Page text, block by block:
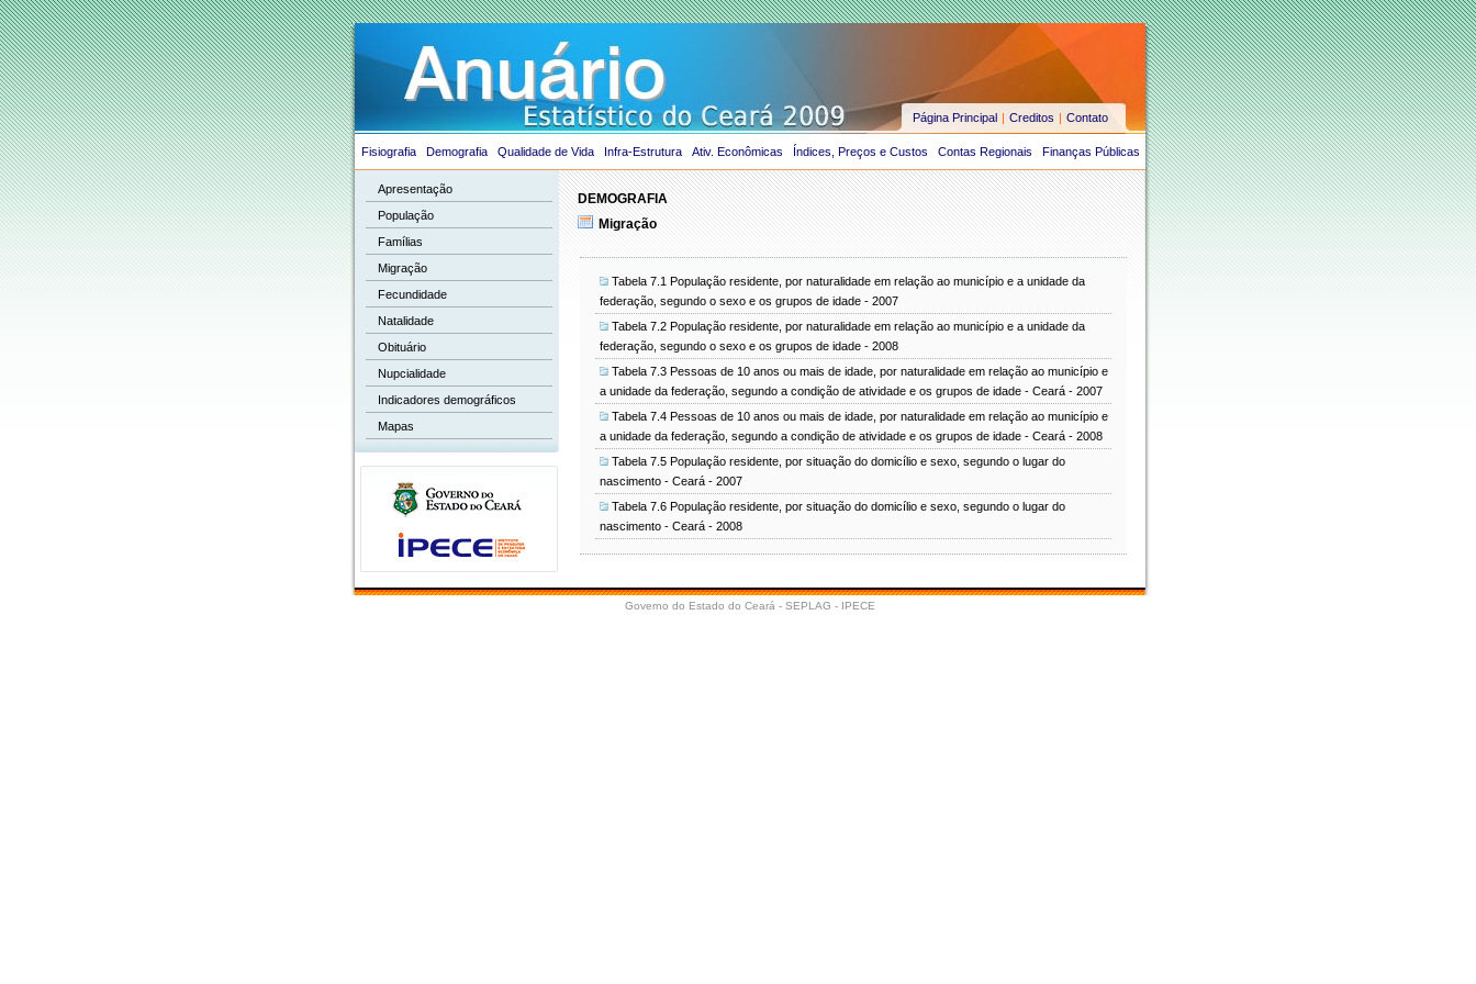
Página Principal | Creditos | Contato
Fisiografia Demografia Qualidade de Vida Infra-Estrutura Ativ. Econômicas Índices, Preços e Custos Contas Regionais Finanças Públicas
DEMOGRAFIA
Migração
Tabela 7.1 População residente, por naturalidade em relação ao município e a unidade da
federação, segundo o sexo e os grupos de idade - 2007
Tabela 7.2 População residente, por naturalidade em relação ao município e a unidade da
federação, segundo o sexo e os grupos de idade - 2008
Tabela 7.3 Pessoas de 10 anos ou mais de idade, por naturalidade em relação ao município e
a unidade da federação, segundo a condição de atividade e os grupos de idade - Ceará - 2007
Tabela 7.4 Pessoas de 10 anos ou mais de idade, por naturalidade em relação ao município e
a unidade da federação, segundo a condição de atividade e os grupos de idade - Ceará - 2008
Tabela 7.5 População residente, por situação do domicílio e sexo, segundo o lugar do
nascimento - Ceará - 2007
Tabela 7.6 População residente, por situação do domicílio e sexo, segundo o lugar do
nascimento - Ceará - 2008
Apresentação
População
Famílias
Migração
Fecundidade
Natalidade
Obituário
Nupcialidade
Indicadores demográficos
Mapas
Governo do Estado do Ceará - SEPLAG - IPECE